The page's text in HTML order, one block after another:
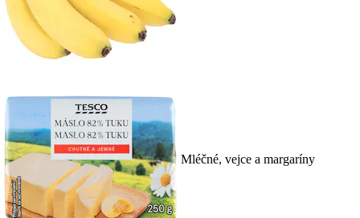
Mléčné, vejce a margaríny